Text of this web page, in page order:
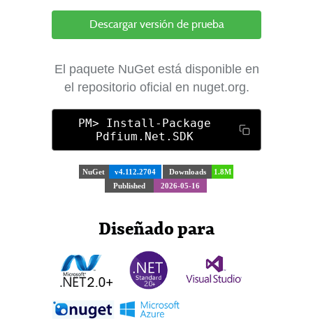
Descargar versión de prueba
El paquete NuGet está disponible en
el repositorio oficial en nuget.org.
PM> Install-Package
Pdfium.Net.SDK
NuGet v4.112.2704 Downloads
1.8M
Published
2026-05-16
Diseñado para